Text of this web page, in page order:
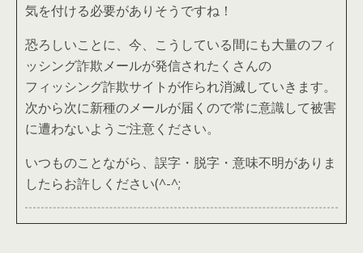
気を付ける必要がありそうですね！
恐ろしいことに、今、こうしている間にも大量のフィ
ッシング詐欺メールが発信されたくさんの
フィッシング詐欺サイトが作られ消滅していきます。
次から次に新種のメールが届くので常に意識して被害
に遭わないようご注意ください。
いつものことながら、誤字・脱字・意味不明がありま
したらお許しください(^-^;